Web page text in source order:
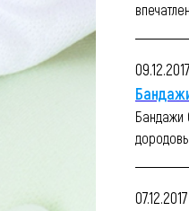
09.12.2017
Бандажи
07.12.2017